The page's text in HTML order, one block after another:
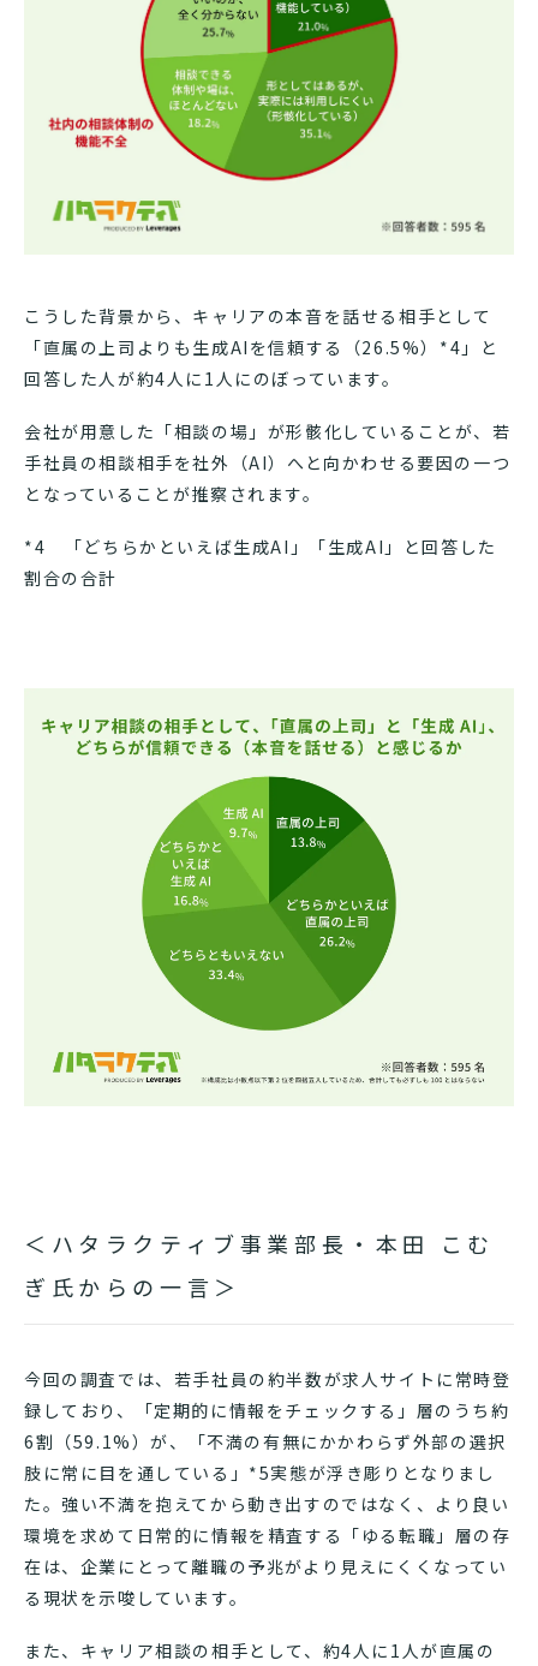
こうした背景から、キャリアの本音を話せる相手として
「直属の上司よりも生成AIを信頼する（26.5%）*4」と
回答した人が約4人に1人にのぼっています。
会社が用意した「相談の場」が形骸化していることが、若
手社員の相談相手を社外（AI）へと向かわせる要因の一つ
となっていることが推察されます。
*4 「どちらかといえば生成AI」「生成AI」と回答した
割合の合計
＜ハタラクティブ事業部長・本田 こむ
ぎ氏からの一言＞
今回の調査では、若手社員の約半数が求人サイトに常時登
録しており、「定期的に情報をチェックする」層のうち約
6割（59.1%）が、「不満の有無にかかわらず外部の選択
肢に常に目を通している」*5実態が浮き彫りとなりまし
た。強い不満を抱えてから動き出すのではなく、より良い
環境を求めて日常的に情報を精査する「ゆる転職」層の存
在は、企業にとって離職の予兆がより見えにくくなってい
る現状を示唆しています。
また、キャリア相談の相手として、約4人に1人が直属の